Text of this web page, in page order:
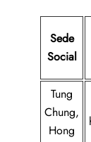
Sede
Social
Tung
Chung,
Hong